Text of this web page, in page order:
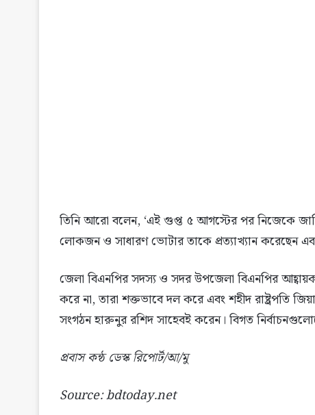
তিনি আরো বলেন, ‘এই গুপ্ত ৫ আগস্টের পর নিজেকে
লোকজন ও সাধারণ ভোটার তাকে প্রত্যাখ্যান করেছেন
জেলা বিএনপির সদস্য ও সদর উপজেলা বিএনপির
করে না, তারা শক্তভাবে দল করে এবং শহীদ রাষ্ট্রপতি
সংগঠন হারুনুর রশিদ সাহেবই করেন। বিগত
প্রবাস কন্ঠ ডেস্ক রিপোর্ট/আ/মু
Source: bdtoday.net